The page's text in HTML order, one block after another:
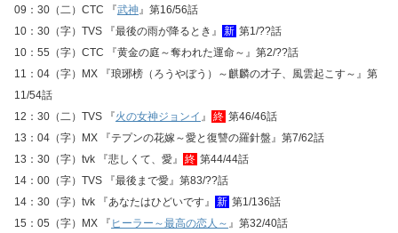
09：30（二）CTC 『武神』第16/56話
10：30（字）TVS 『最後の雨が降るとき』
新 第1/??話
10：55（字）CTC 『黄金の庭～奪われた運命～』第2/??話
11：04（字）MX 『琅琊榜（ろうやぼう）～麒麟の才子、風雲起こす～』第
11/54話
12：30（二）TVS 『火の女神ジョンイ 』 終 第46/46話
13：04（字）MX 『テプンの花嫁～愛と復讐の羅針盤』第7/62話
13：30（字）tvk 『悲しくて、愛』
終 第44/44話
14：00（字）TVS 『最後まで愛』第83/??話
14：30（字）tvk 『あなたはひどいです』
新 第1/136話
15：05（字）MX 『 ヒーラー～最高の恋人～ 』第32/40話